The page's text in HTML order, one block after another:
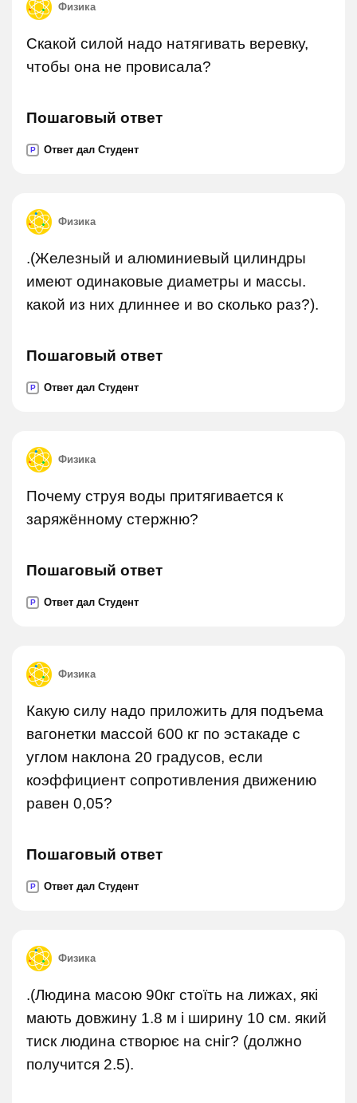
Физика
Скакой силой надо натягивать веревку,
чтобы она не провисала?
Пошаговый ответ
P Ответ дал Студент
Физика
.(Железный и алюминиевый цилиндры
имеют одинаковые диаметры и массы.
какой из них длиннее и во сколько раз?).
Пошаговый ответ
P Ответ дал Студент
Физика
Почему струя воды притягивается к
заряжённому стержню?
Пошаговый ответ
P Ответ дал Студент
Физика
Какую силу надо приложить для подъема
вагонетки массой 600 кг по эстакаде с
углом наклона 20 градусов, если
коэффициент сопротивления движению
равен 0,05?
Пошаговый ответ
P Ответ дал Студент
Физика
.(Людина масою 90кг стоїть на лижах, які
мають довжину 1.8 м і ширину 10 см. який
тиск людина створює на сніг? (должно
получится 2.5).